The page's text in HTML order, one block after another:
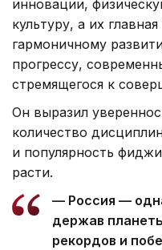
инновации,
культуру, а их
гармоничному
прогрессу,
стремящегося к
Он выразил
количество
и популярность
расти.
— Россия —
держав
рекордов и